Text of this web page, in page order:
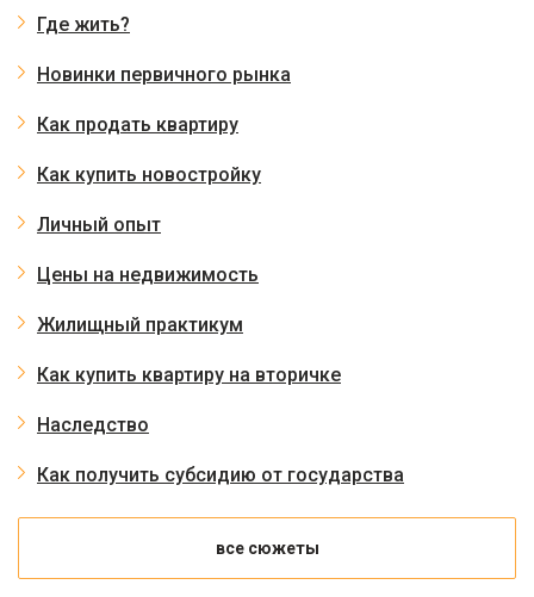
Где жить?
Новинки первичного рынка
Как продать квартиру
Как купить новостройку
Личный опыт
Цены на недвижимость
Жилищный практикум
Как купить квартиру на вторичке
Наследство
Как получить субсидию от государства
все сюжеты